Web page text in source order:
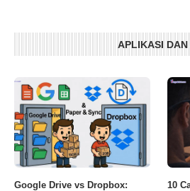
APLIKASI DAN
Google Drive vs Dropbox:
10